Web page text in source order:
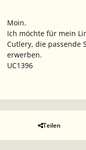
Moin.
Ich möchte für mein
Cutlery, die passende
erwerben.
UC1396
Teilen